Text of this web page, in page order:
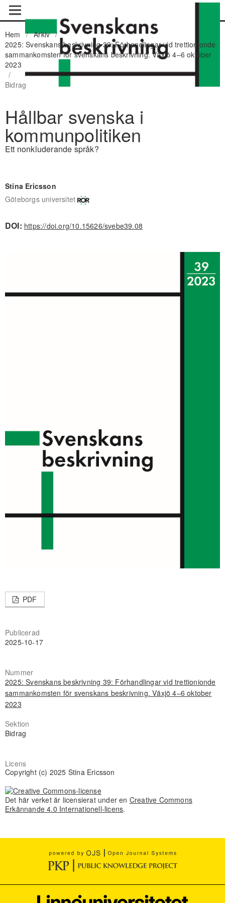
Hem / Arkiv /
2025: Svenskans beskrivning 39: Förhandlingar vid trettionionde
sammankomsten för svenskans beskrivning. Växjö 4–6 oktober
2023
/
Bidrag
Hållbar svenska i
kommunpolitiken
Ett nonkluderande språk?
Stina Ericsson
Göteborgs universitet
DOI: https://doi.org/10.15626/svebe39.08
PDF
Publicerad
2025-10-17
Nummer
2025: Svenskans beskrivning 39: Förhandlingar vid trettionionde
sammankomsten för svenskans beskrivning. Växjö 4–6 oktober
2023
Sektion
Bidrag
Licens
Copyright (c) 2025 Stina Ericsson
Det här verket är licensierat under en Creative Commons
Erkännande 4.0 Internationell-licens.